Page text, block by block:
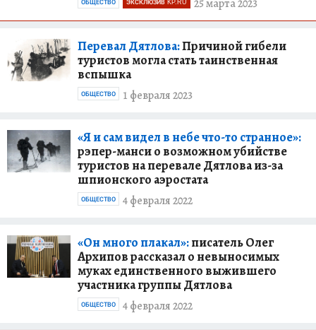
25 марта 2023
ОБЩЕСТВО ЭКСКЛЮЗИВ KP.RU
Перевал Дятлова:Причиной гибели
туристов могла стать таинственная
вспышка
1 февраля 2023
ОБЩЕСТВО
«Я и сам видел в небе что-то странное»:
рэпер-манси о возможном убийстве
туристов на перевале Дятлова из-за
шпионского аэростата
4 февраля 2022
ОБЩЕСТВО
«Он много плакал»:писатель Олег
Архипов рассказал о невыносимых
муках единственного выжившего
участника группы Дятлова
4 февраля 2022
ОБЩЕСТВО